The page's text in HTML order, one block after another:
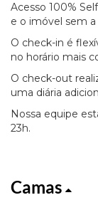
Acesso 100%
e o imóvel sem
O check-in é
no horário mais
O check-out
uma diária
Nossa equipe
23h.
Camas